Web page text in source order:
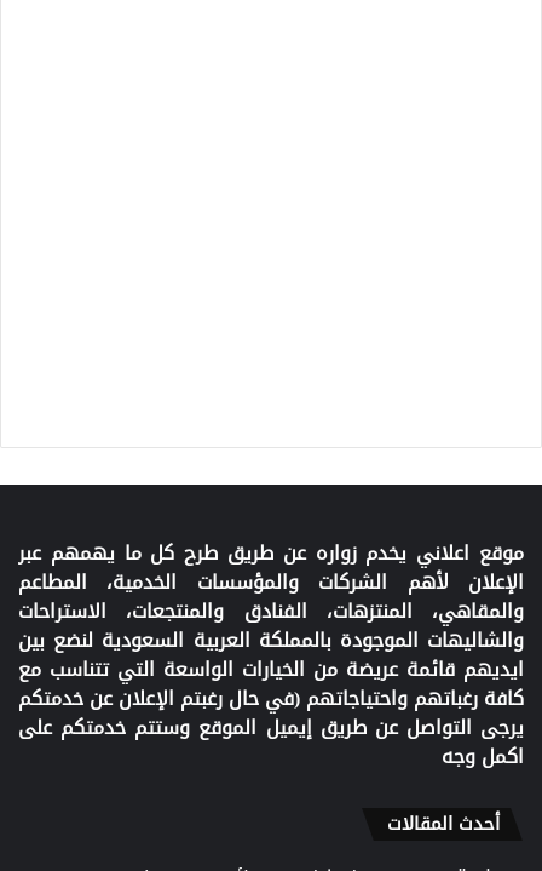
موقع اعلاني يخدم زواره عن طريق طرح كل ما يهمهم عبر
الإعلان لأهم الشركات والمؤسسات الخدمية، المطاعم
والمقاهي، المنتزهات، الفنادق والمنتجعات، الاستراحات
والشاليهات الموجودة بالمملكة العربية السعودية لنضع بين
ايديهم قائمة عريضة من الخيارات الواسعة التي تتناسب مع
كافة رغباتهم واحتياجاتهم (في حال رغبتم الإعلان عن خدمتكم
يرجى التواصل عن طريق إيميل الموقع وستتم خدمتكم على
اكمل وجه
أحدث المقالات